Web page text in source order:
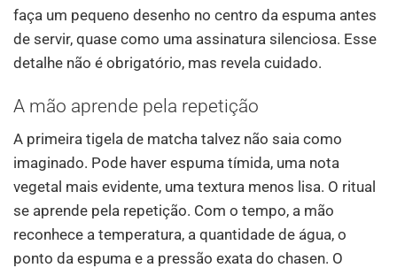
faça um pequeno desenho no centro da espuma antes
de servir, quase como uma assinatura silenciosa. Esse
detalhe não é obrigatório, mas revela cuidado.
A mão aprende pela repetição
A primeira tigela de matcha talvez não saia como
imaginado. Pode haver espuma tímida, uma nota
vegetal mais evidente, uma textura menos lisa. O ritual
se aprende pela repetição. Com o tempo, a mão
reconhece a temperatura, a quantidade de água, o
ponto da espuma e a pressão exata do chasen. O